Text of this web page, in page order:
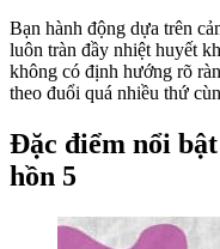
Bạn hành động dựa trên
luôn tràn đầy nhiệt huyết
không có định hướng rõ
theo đuổi quá nhiều thứ
Đặc điểm nổi
hồn 5